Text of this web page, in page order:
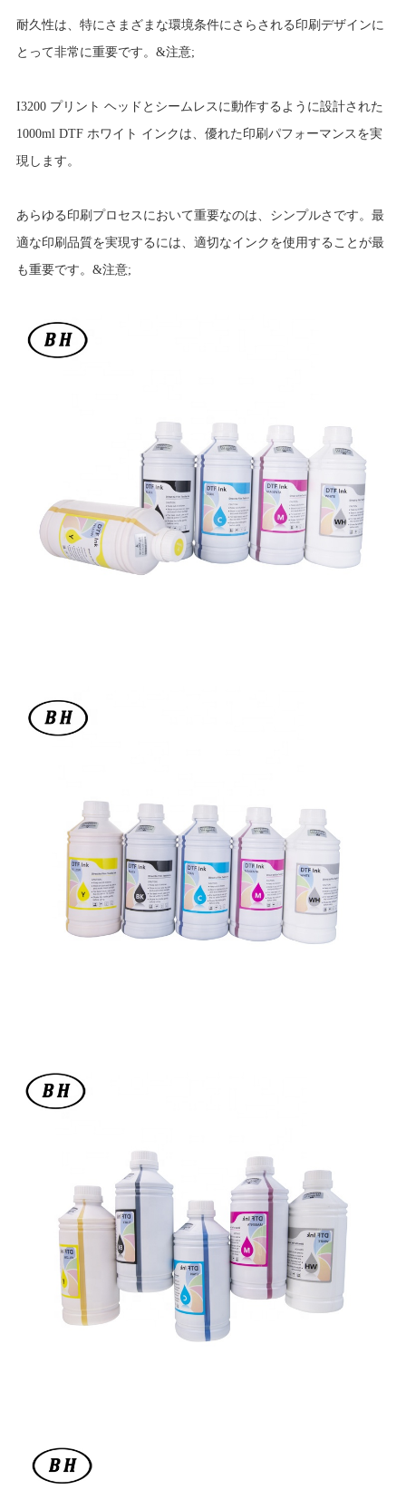
耐久性は、特にさまざまな環境条件にさらされる印刷デザインに
とって非常に重要です。&注意;
I3200 プリント ヘッドとシームレスに動作するように設計された
1000ml DTF ホワイト インクは、優れた印刷パフォーマンスを実
現します。
あらゆる印刷プロセスにおいて重要なのは、シンプルさです。最
適な印刷品質を実現するには、適切なインクを使用することが最
も重要です。&注意;